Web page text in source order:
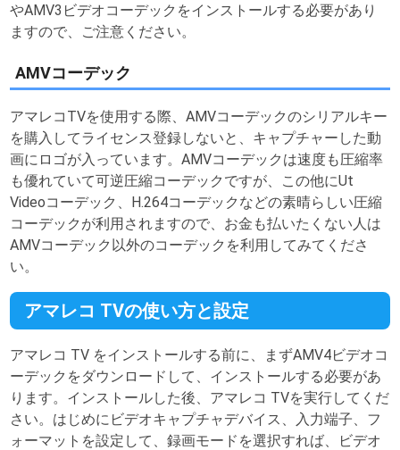
やAMV3ビデオコーデックをインストールする必要があり
ますので、ご注意ください。
AMVコーデック
アマレコTVを使用する際、AMVコーデックのシリアルキー
を購入してライセンス登録しないと、キャプチャーした動
画にロゴが入っています。AMVコーデックは速度も圧縮率
も優れていて可逆圧縮コーデックですが、この他にUt
Videoコーデック、H.264コーデックなどの素晴らしい圧縮
コーデックが利用されますので、お金も払いたくない人は
AMVコーデック以外のコーデックを利用してみてくださ
い。
アマレコ TVの使い方と設定
アマレコ TV をインストールする前に、まずAMV4ビデオコ
ーデックをダウンロードして、インストールする必要があ
ります。インストールした後、アマレコ TVを実行してくだ
さい。はじめにビデオキャプチャデバイス、入力端子、フ
ォーマットを設定して、録画モードを選択すれば、ビデオ